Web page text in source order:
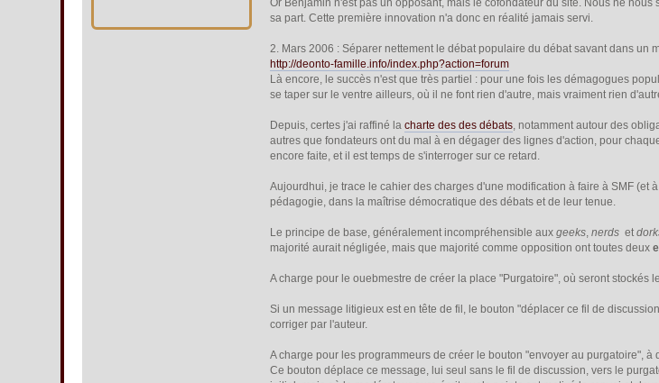
Or Benjamin n'est pas un opposant, mais le cofondateur du site. Nous ne
sa part. Cette première innovation n'a donc en réalité jamais servi.
2. Mars 2006 : Séparer nettement le débat populaire du débat savant dans un
http://deonto-famille.info/index.php?action=forum
Là encore, le succès n'est que très partiel : pour une fois les démagogues
se taper sur le ventre ailleurs, où il ne font rien d'autre, mais vraiment rien
Depuis, certes j'ai raffiné lacharte des des débats, notamment autour des
autres que fondateurs ont du mal à en dégager des lignes d'action, pour
encore faite, et il est temps de s'interroger sur ce retard.
Aujourdhui, je trace le cahier des charges d'une modification à faire à SMF
pédagogie, dans la maîtrise démocratique des débats et de leur tenue.
Le principe de base, généralement incompréhensible auxgeeks,nerds et
majorité aurait négligée, mais que majorité comme opposition ont toutes deux
A charge pour le ouebmestre de créer la place "Purgatoire", où seront stockés
Si un message litigieux est en tête de fil, le bouton "déplacer ce fil de
corriger par l'auteur.
A charge pour les programmeurs de créer le bouton "envoyer au purgatoire", à
Ce bouton déplace ce message, lui seul sans le fil de discussion, vers le